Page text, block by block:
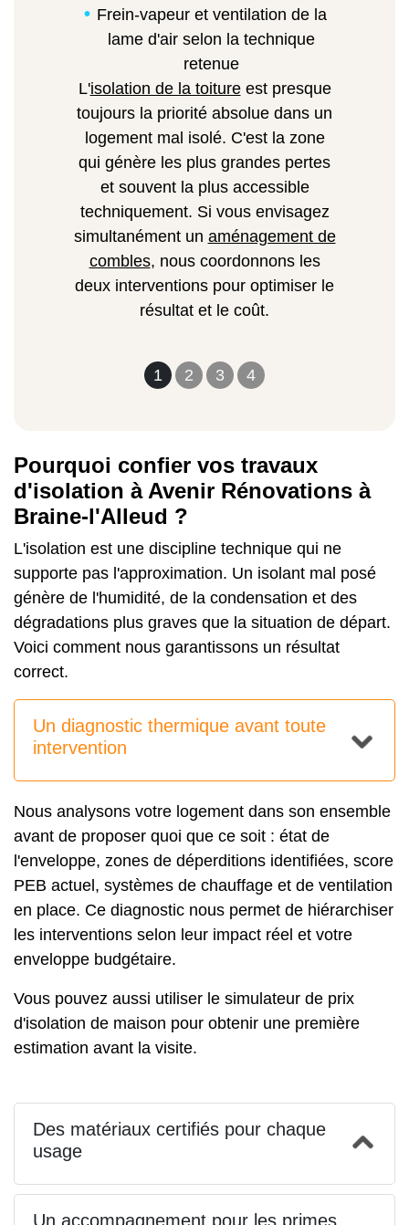
1 2 3 4
Frein-vapeur et ventilation de la
lame d'air selon la technique
retenue
L'isolation de la toitureest presque
toujours la priorité absolue dans un
logement mal isolé. C'est la zone
qui génère les plus grandes pertes
et souvent la plus accessible
techniquement. Si vous envisagez
simultanément un aménagement de
combles, nous coordonnons les
deux interventions pour optimiser le
résultat et le coût.
Pourquoi confier vos travaux
d'isolation à Avenir Rénovations à
Braine-l'Alleud ?
L'isolation est une discipline technique qui ne
supporte pas l'approximation. Un isolant mal posé
génère de l'humidité, de la condensation et des
dégradations plus graves que la situation de départ.
Voici comment nous garantissons un résultat
correct.
Un diagnostic thermique avant toute
intervention
Nous analysons votre logement dans son ensemble
avant de proposer quoi que ce soit : état de
l'enveloppe, zones de déperditions identifiées, score
PEB actuel, systèmes de chauffage et de ventilation
en place. Ce diagnostic nous permet de hiérarchiser
les interventions selon leur impact réel et votre
enveloppe budgétaire.
Vous pouvez aussi utiliser le simulateur de prix
d'isolation de maison pour obtenir une première
estimation avant la visite.
Des matériaux certifiés pour chaque
usage
Un accompagnement pour les primes